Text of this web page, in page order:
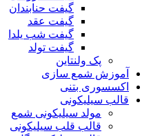
گیفت حنابندان
گیفت عقد
گیفت شب یلدا
گیفت تولد
پک ولنتاین
آموزش شمع سازی
اکسسوری بتنی
قالب سیلیکونی
مولد سیلیکونی شمع
قالب قلب سیلیکونی